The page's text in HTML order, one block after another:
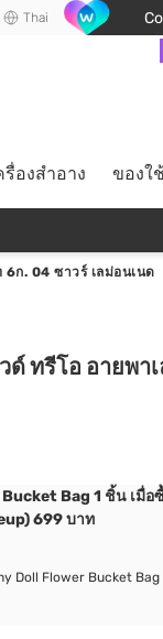
Thai
รื่องสำอาง ของใ
6ก. 04 ซาวร์ เลม่อนเนด
ด์ ทรีโอ อายพา
Bag 1 ชิ้น เมื่
699 บาท
Doll Flower Bucket Bag